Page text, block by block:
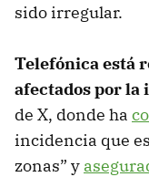
sido irregular.
Telefónica está
afectados por la
de X, donde ha
incidencia que
zonas” y